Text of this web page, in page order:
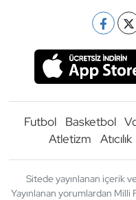
Futbol Basketbol
Atletizm
Atıcılık
Sitede yayınlanan içerik
Yayınlanan yorumlardan